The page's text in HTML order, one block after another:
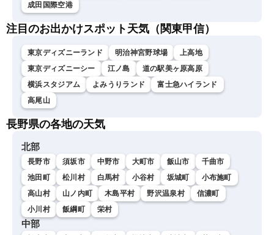
成田国際空港
注目のお出かけスポット天気（関東甲信）
東京ディズニーランド 明治神宮野球場
上高地
東京ディズニーシー
江ノ島
道の駅美ヶ原高原
横浜スタジアム
よみうりランド
富士急ハイランド
高尾山
長野県の各地の天気
北部
長野市 須坂市 中野市 大町市 飯山市
千曲市
池田町
松川村 白馬村 小谷村 坂城町
小布施町
高山村
山ノ内町 木島平村 野沢温泉村
信濃町
小川村
飯綱町 栄村
中部